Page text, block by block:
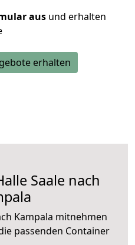
aus und erhalten
erhalten
Saale nach
Kampala mitnehmen
passenden Container